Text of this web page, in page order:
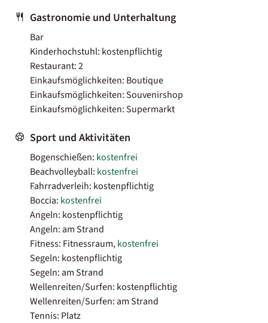
Gastronomie und Unterhaltung
Bar
Kinderhochstuhl: kostenpflichtig
Restaurant: 2
Einkaufsmöglichkeiten: Boutique
Einkaufsmöglichkeiten: Souvenirshop
Einkaufsmöglichkeiten: Supermarkt
Sport und Aktivitäten
Bogenschießen: kostenfrei
Beachvolleyball: kostenfrei
Fahrradverleih: kostenpflichtig
Boccia: kostenfrei
Angeln: kostenpflichtig
Angeln: am Strand
Fitness: Fitnessraum,kostenfrei
Segeln: kostenpflichtig
Segeln: am Strand
Wellenreiten/Surfen: kostenpflichtig
Wellenreiten/Surfen: am Strand
Tennis: Platz